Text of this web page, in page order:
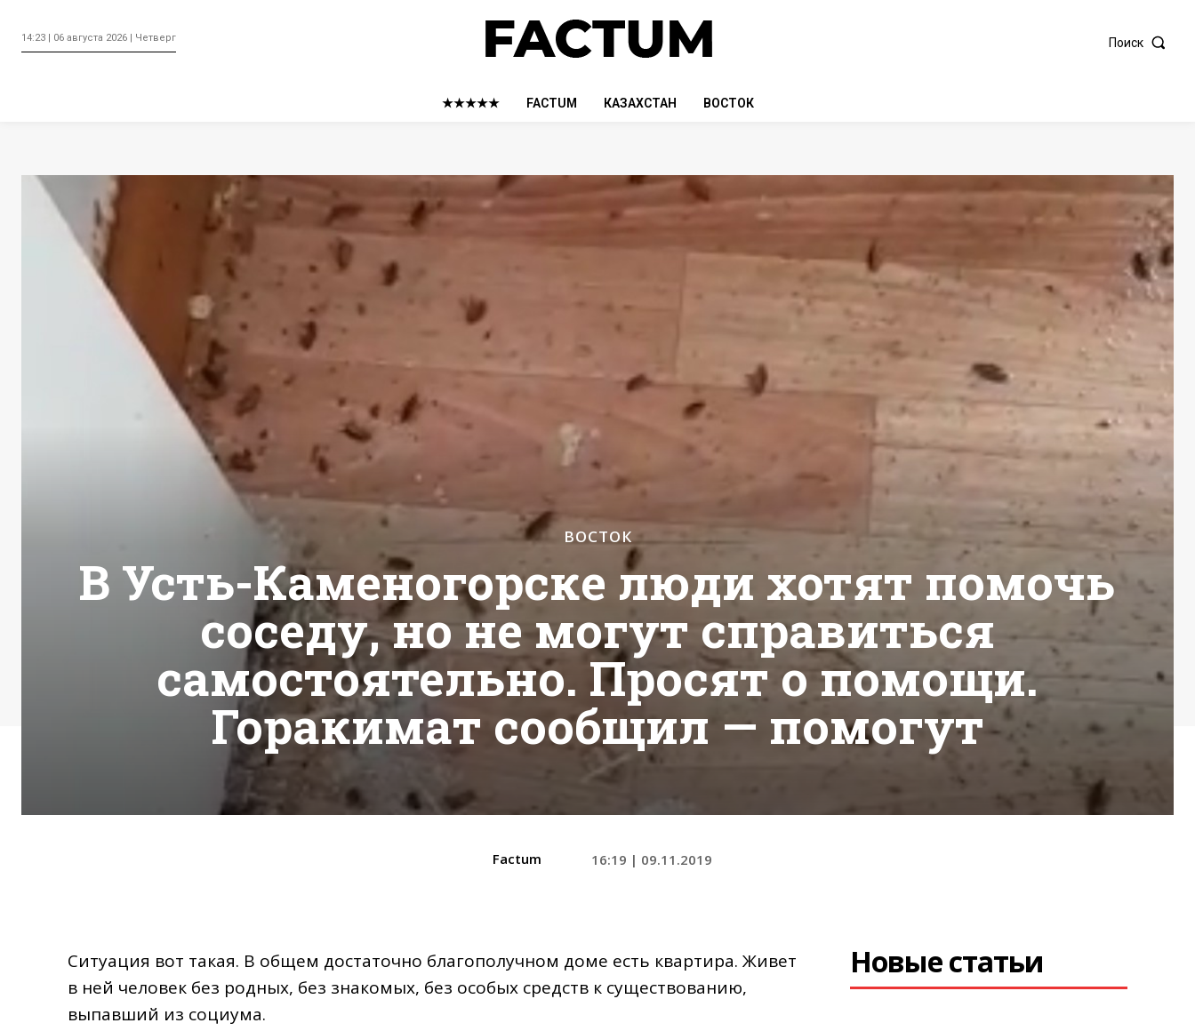
14:23 | 06 августа 2026 | Четверг Поиск
★★★★★ FACTUM КАЗАХСТАН ВОСТОК
ВОСТОК
В Усть-Каменогорске люди хотят помочь
соседу, но не могут справиться
самостоятельно. Просят о помощи.
Горакимат сообщил — помогут
Factum 16:19 | 09.11.2019
Ситуация вот такая. В общем достаточно благополучном доме есть квартира. Живет
в ней человек без родных, без знакомых, без особых средств к существованию,
выпавший из социума.
Новые статьи